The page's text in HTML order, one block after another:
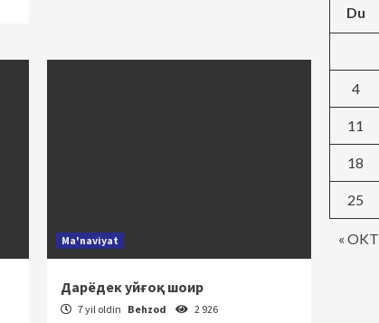
Ma'naviyat
Дарёдек уйғоқ шоир
7 yil oldin Behzod 2 926
Du
« OKT
4
11
18
25